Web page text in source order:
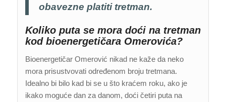
obavezne platiti tretman.
Koliko puta se mora doći na tretman
kod bioenergetičara Omerovića?
Bioenergetičar Omerović nikad ne kaže da neko
mora prisustvovati određenom broju tretmana.
Idealno bi bilo kad bi se u što kraćem roku, ako je
ikako moguće dan za danom, doći četiri puta na